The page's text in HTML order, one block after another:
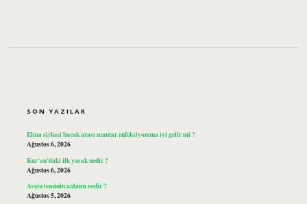
SON YAZILAR
Elma sirkesi bacak arası mantar enfeksiyonuna iyi gelir mi ?
Ağustos 6, 2026
Kur’an’daki ilk yasak nedir ?
Ağustos 6, 2026
Avşin isminin anlamı nedir ?
Ağustos 5, 2026